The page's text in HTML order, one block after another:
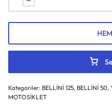
Kategoriler: BELLİNİ 125, BELLİNİ 50,
MOTOSİKLET